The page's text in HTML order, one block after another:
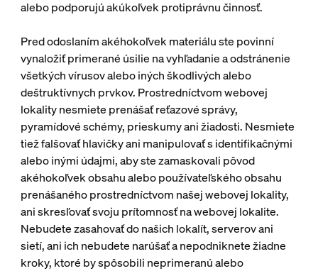
alebo podporujú akúkoľvek protiprávnu činnosť.
Pred odoslaním akéhokoľvek materiálu ste povinní
vynaložiť primerané úsilie na vyhľadanie a odstránenie
všetkých vírusov alebo iných škodlivých alebo
deštruktívnych prvkov. Prostredníctvom webovej
lokality nesmiete prenášať reťazové správy,
pyramídové schémy, prieskumy ani žiadosti. Nesmiete
tiež falšovať hlavičky ani manipulovať s identifikačnými
alebo inými údajmi, aby ste zamaskovali pôvod
akéhokoľvek obsahu alebo používateľského obsahu
prenášaného prostredníctvom našej webovej lokality,
ani skresľovať svoju prítomnosť na webovej lokalite.
Nebudete zasahovať do našich lokalít, serverov ani
sietí, ani ich nebudete narúšať a nepodniknete žiadne
kroky, ktoré by spôsobili neprimeranú alebo